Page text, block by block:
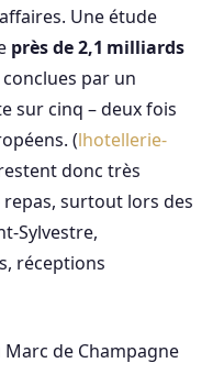
Une étude
près de 2,1 milliards
conclues par un
sur cinq – deux fois
(lhotellerie-
donc très
repas, surtout lors des
réceptions
de Champagne